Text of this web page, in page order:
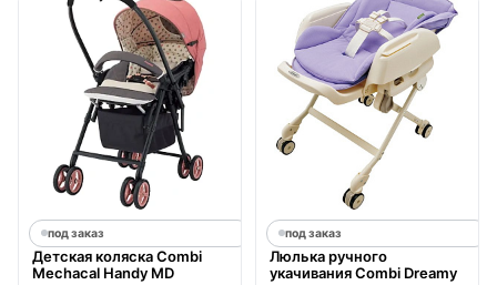
под заказ
Детская коляска Combi
Mechacal Handy MD
под заказ
Люлька ручного
укачивания Combi Dreamy